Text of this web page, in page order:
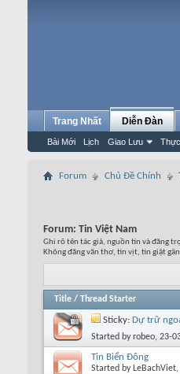
Trang Nhất Diễn Đàn
Bài Mới Lịch Giao Lưu
Forum Chủ Đề Chính
Forum: Tin Việt Nam
Ghi rõ tên tác giả, nguồn tin và đăng
Không đăng văn thơ, tin vịt, tin giật
Title / Thread Starter
Sticky: Dự trữ
Started byrobeo, 23-
Tin Biển Đông
Started by LeBachViet